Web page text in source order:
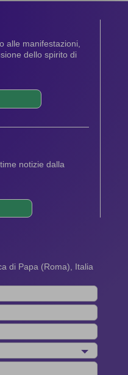
alle manifestazioni,
dello spirito di
notizie dalla
di Papa (Roma), Italia